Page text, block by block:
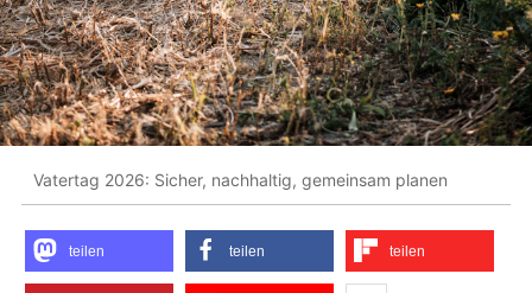
Vatertag 2026: Sicher, nachhaltig, gemeinsam planen
teilen teilen teilen